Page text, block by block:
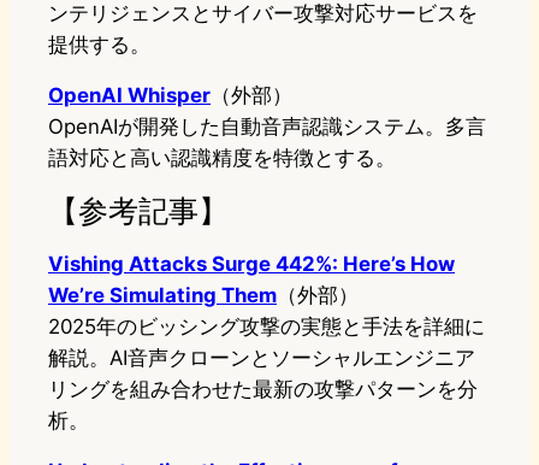
ンテリジェンスとサイバー攻撃対応サービスを
提供する。
OpenAI Whisper （外部）
OpenAIが開発した自動音声認識システム。多言
語対応と高い認識精度を特徴とする。
【参考記事】
Vishing Attacks Surge 442%: Here’s How
We’re Simulating Them （外部）
2025年のビッシング攻撃の実態と手法を詳細に
解説。AI音声クローンとソーシャルエンジニア
リングを組み合わせた最新の攻撃パターンを分
析。